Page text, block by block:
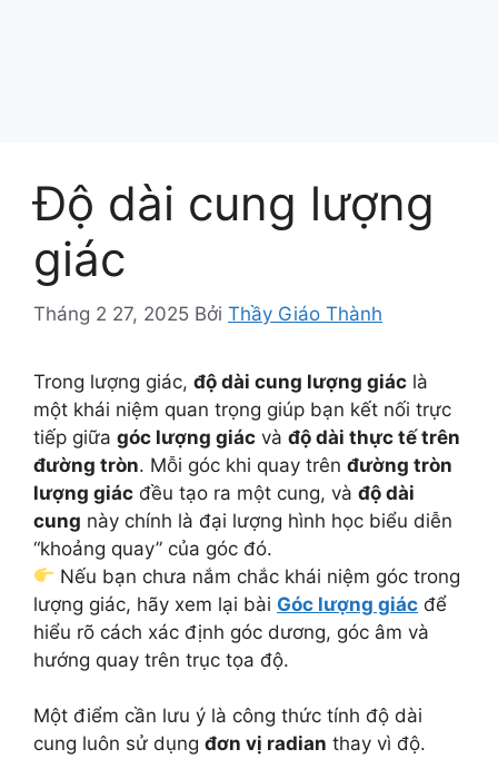
Độ dài cung lượng
giác
Tháng 2 27, 2025 Bởi Thầy Giáo Thành
Trong lượng giác, độ dài cung lượng giác là
một khái niệm quan trọng giúp bạn kết nối trực
tiếp giữa góc lượng giác và độ dài thực tế trên
đường tròn. Mỗi góc khi quay trên đường tròn
lượng giác đều tạo ra một cung, và độ dài
cung này chính là đại lượng hình học biểu diễn
“khoảng quay” của góc đó.
Nếu bạn chưa nắm chắc khái niệm góc trong
lượng giác, hãy xem lại bài Góc lượng giác để
hiểu rõ cách xác định góc dương, góc âm và
hướng quay trên trục tọa độ.
Một điểm cần lưu ý là công thức tính độ dài
cung luôn sử dụng đơn vị radian thay vì độ.